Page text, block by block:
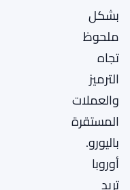
بشكل
ملحوظ
تجاه
الترميز
والعملات
المستقرة
باليورو.
أوروبا
تريد